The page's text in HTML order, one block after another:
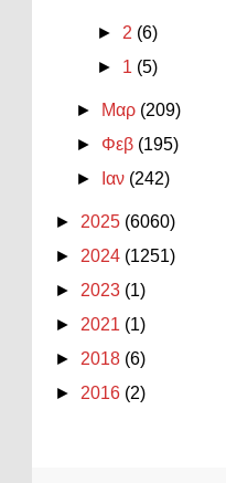
► 2 (6)
► 1 (5)
► Μαρ (209)
► Φεβ (195)
►
Ιαν (242)
► 2025 (6060)
► 2024 (1251)
► 2023 (1)
► 2021 (1)
► 2018 (6)
► 2016 (2)